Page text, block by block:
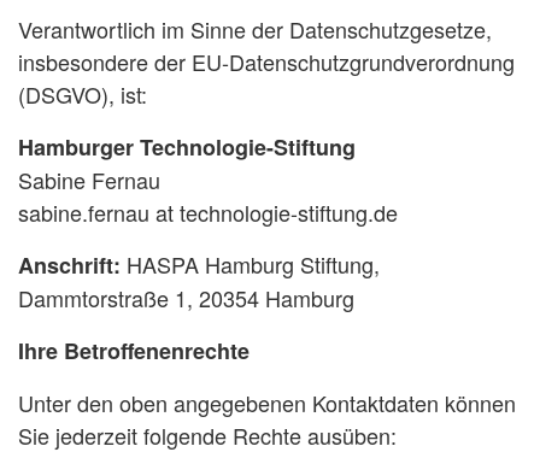
Verantwortlich im Sinne der Datenschutzgesetze,
insbesondere der EU-Datenschutzgrundverordnung
(DSGVO), ist:
Hamburger Technologie-Stiftung
Sabine Fernau
sabine.fernau at technologie-stiftung.de
Anschrift: HASPA Hamburg Stiftung,
Dammtorstraße 1, 20354 Hamburg
Ihre Betroffenenrechte
Unter den oben angegebenen Kontaktdaten können
Sie jederzeit folgende Rechte ausüben: